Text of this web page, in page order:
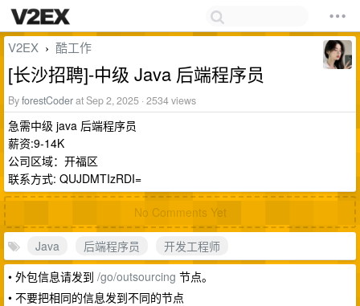
V2EX › 酷工作
[长沙招聘]-中级 Java 后端程序员
ByforestCoderat Sep 2, 2025 · 2534 views
急需中级 java 后端程序员
薪资:9-14K
公司区域：开福区
联系方式: QUJDMTIzRDI=
No Comments Yet
Java 后端程序员
开发工程师
• 外包信息请发到 /go/outsourcing 节点。
• 不要把相同的信息发到不同的节点